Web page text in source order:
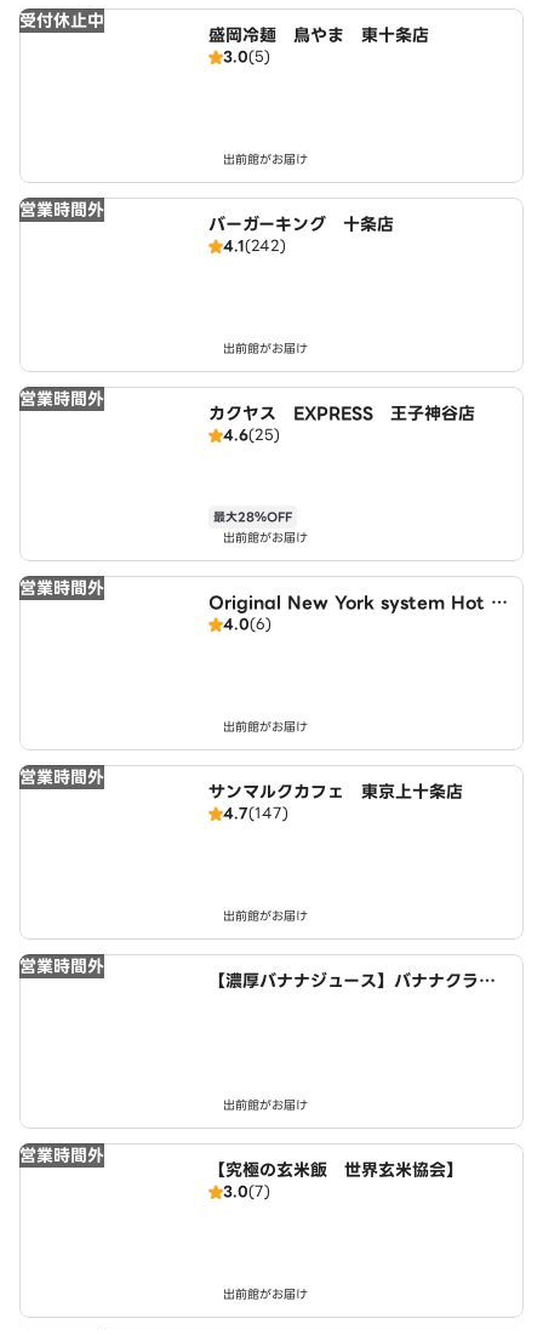
受付休止中
盛岡冷麺 鳥やま 東十条店
3.0(5)
出前館がお届け
営業時間外
バーガーキング 十条店
4.1(242)
出前館がお届け
営業時間外
カクヤス EXPRESS 王子神谷店
4.6(25)
最大28％OFF
出前館がお届け
営業時間外
Original New York system Hot D
og オリジナルニューヨークシステム
4.0(6)
出前館がお届け
営業時間外
サンマルクカフェ 東京上十条店
4.7(147)
出前館がお届け
営業時間外
【濃厚バナナジュース】バナナクラ
出前館がお届け
営業時間外
【究極の玄米飯 世界玄米協会】
3.0(7)
出前館がお届け